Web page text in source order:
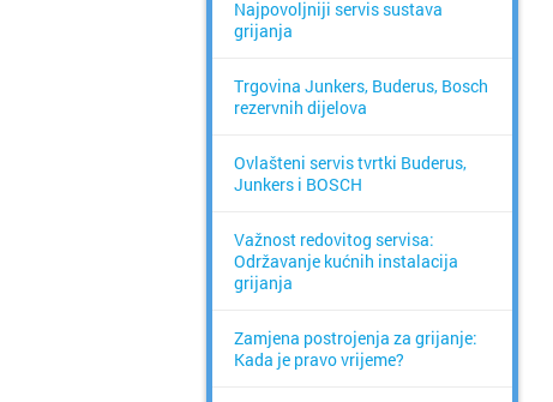
Najpovoljniji servis sustava
grijanja
Trgovina Junkers, Buderus, Bosch
rezervnih dijelova
Ovlašteni servis tvrtki Buderus,
Junkers i BOSCH
Važnost redovitog servisa:
Održavanje kućnih instalacija
grijanja
Zamjena postrojenja za grijanje:
Kada je pravo vrijeme?